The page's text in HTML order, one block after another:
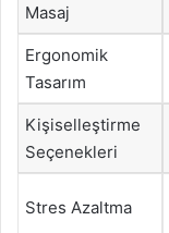
Masaj
Ergonomik
Tasarım
Kişiselleştirme
Seçenekleri
Stres Azaltma